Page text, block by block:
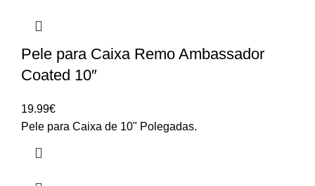
Pele para Caixa Remo Ambassador
Coated 10″
19.99€
Pele para Caixa de 10" Polegadas.